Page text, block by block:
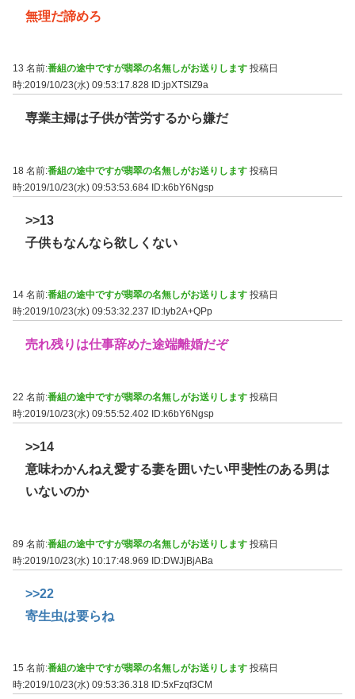
無理だ諦めろ
13 名前:番組の途中ですが翡翠の名無しがお送りします 投稿日
時:2019/10/23(水) 09:53:17.828 ID:jpXTSlZ9a
専業主婦は子供が苦労するから嫌だ
18 名前:番組の途中ですが翡翠の名無しがお送りします 投稿日
時:2019/10/23(水) 09:53:53.684 ID:k6bY6Ngsp
>>13
子供もなんなら欲しくない
14 名前:番組の途中ですが翡翠の名無しがお送りします 投稿日
時:2019/10/23(水) 09:53:32.237
ID:lyb2A+QPp
売れ残りは仕事辞めた途端離婚だぞ
22 名前:番組の途中ですが翡翠の名無しがお送りします 投稿日
時:2019/10/23(水) 09:55:52.402
ID:k6bY6Ngsp
>>14
意味わかんねえ愛する妻を囲いたい甲斐性のある男は
いないのか
89 名前:番組の途中ですが翡翠の名無しがお送りします 投稿日
時:2019/10/23(水) 10:17:48.969 ID:DWJjBjABa
>>22
寄生虫は要らね
15 名前:番組の途中ですが翡翠の名無しがお送りします 投稿日
時:2019/10/23(水) 09:53:36.318 ID:5xFzqf3CM